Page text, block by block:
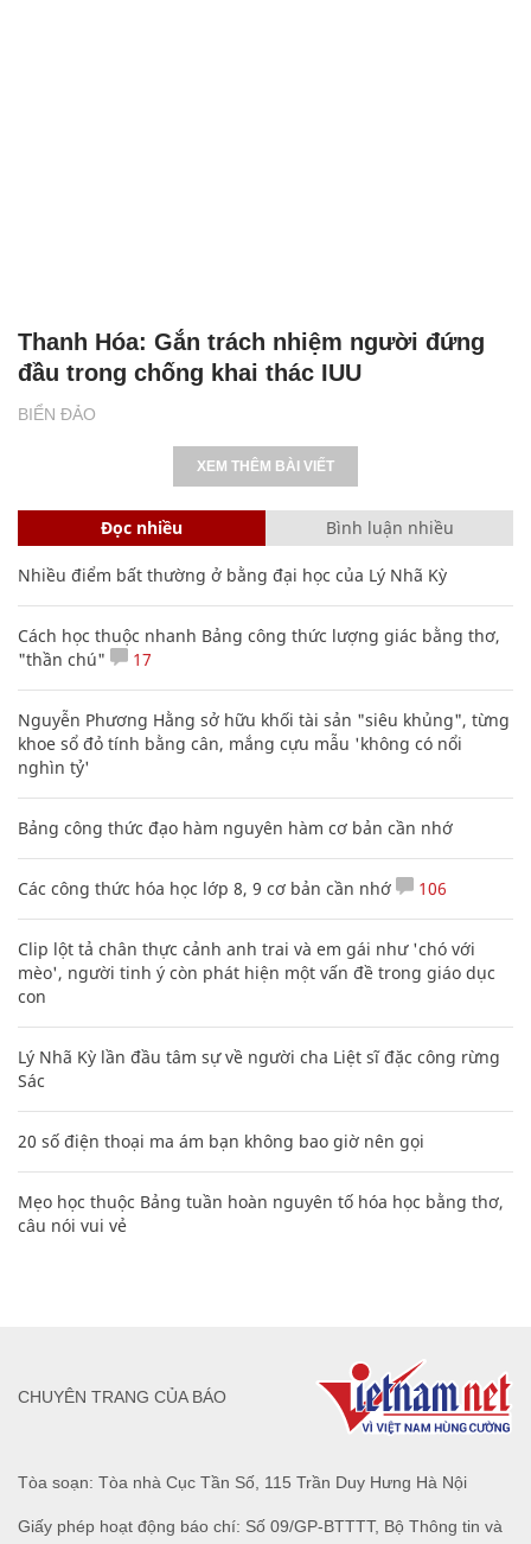
BIỂN ĐẢO
Thanh Hóa: Gắn trách nhiệm người đứng
đầu trong chống khai thác IUU
XEM THÊM BÀI VIẾT
Đọc nhiều Bình luận nhiều
Nhiều điểm bất thường ở bằng đại học của Lý Nhã Kỳ
Cách học thuộc nhanh Bảng công thức lượng giác bằng thơ,
"thần chú"
17
Nguyễn Phương Hằng sở hữu khối tài sản "siêu khủng", từng
khoe sổ đỏ tính bằng cân, mắng cựu mẫu 'không có nổi
nghìn tỷ'
Bảng công thức đạo hàm nguyên hàm cơ bản cần nhớ
Các công thức hóa học lớp 8, 9 cơ bản cần nhớ 106
Clip lột tả chân thực cảnh anh trai và em gái như 'chó với
mèo', người tinh ý còn phát hiện một vấn đề trong giáo dục
con
Lý Nhã Kỳ lần đầu tâm sự về người cha Liệt sĩ đặc công rừng
Sác
20 số điện thoại ma ám bạn không bao giờ nên gọi
Mẹo học thuộc Bảng tuần hoàn nguyên tố hóa học bằng thơ,
câu nói vui vẻ
Tòa soạn: Tòa nhà Cục Tần Số, 115 Trần Duy Hưng Hà Nội
Giấy phép hoạt động báo chí: Số 09/GP-BTTTT, Bộ Thông tin và
CHUYÊN TRANG CỦA BÁO